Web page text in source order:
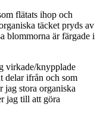
flätats ihop och
täcket pryds av
blommorna är färgade i
virkade/knypplade
delar ifrån och som
stora organiska
jag till att göra